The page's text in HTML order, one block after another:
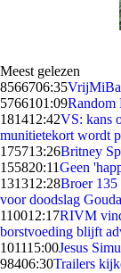
Meest gelezen
8566706:35
5766101:09Random
181412:42VS: kans
munitietekort wordt
175713:26Britney
155820:11Geen
131312:28Broer 135
voor doodslag Gouda
110012:17RIVM
borstvoeding blijft
101115:00Jesus
98406:30Trailers